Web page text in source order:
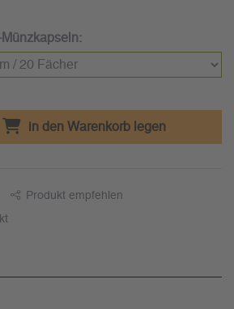
in den Warenkorb legen
Produkt empfehlen